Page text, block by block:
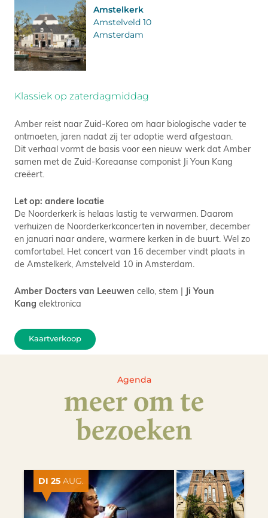
Amstelkerk
Amstelveld 10
Amsterdam
Klassiek op zaterdagmiddag
Amber reist naar Zuid-Korea om haar biologische vader te
ontmoeten, jaren nadat zij ter adoptie werd afgestaan.
Dit verhaal vormt de basis voor een nieuw werk dat Amber
samen met de Zuid-Koreaanse componist Ji Youn Kang
creëert.
Let op: andere locatie
De Noorderkerk is helaas lastig te verwarmen. Daarom
verhuizen de Noorderkerkconcerten in november, december
en januari naar andere, warmere kerken in de buurt. Wel zo
comfortabel. Het concert van 16 december vindt plaats in
de Amstelkerk, Amstelveld 10 in Amsterdam.
Amber Docters van Leeuwen cello, stem | Ji Youn
Kang elektronica
Kaartverkoop
Agenda
meer om te
bezoeken
DI 25 AUG.